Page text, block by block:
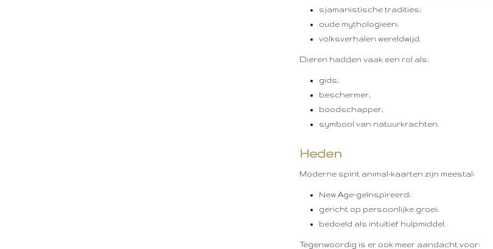
sjamanistische tradities;
oude mythologieën;
volksverhalen wereldwijd.
Dieren hadden vaak een rol als:
gids,
beschermer,
boodschapper,
symbool van natuurkrachten.
Heden
Moderne spirit animal-kaarten zijn meestal:
New Age-geïnspireerd;
gericht op persoonlijke groei;
bedoeld als intuïtief hulpmiddel.
Tegenwoordig is er ook meer aandacht voor: